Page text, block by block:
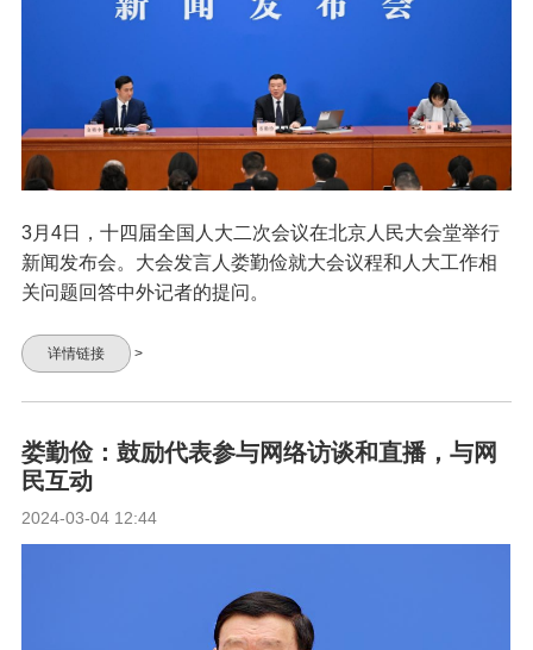
3月4日，十四届全国人大二次会议在北京人民大会堂举行
新闻发布会。大会发言人娄勤俭就大会议程和人大工作相
关问题回答中外记者的提问。
详情链接 >
娄勤俭：鼓励代表参与网络访谈和直播，与网
民互动
2024-03-04 12:44